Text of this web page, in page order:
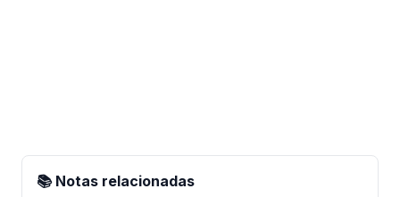
📚 Notas relacionadas